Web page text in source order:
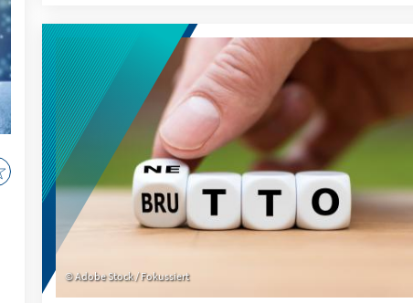
das zugunsten robuster Luxuskonsumierender auf
dem Rücken von Kindern und Jugendlichen
ausgetragen wird.
Adobe Stock / Fokussiert